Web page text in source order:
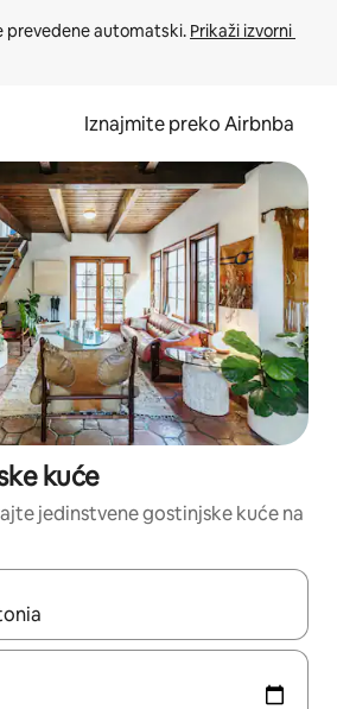
prevedene automatski. Prikaži izvorni
Iznajmite preko Airbnba
kuće
jedinstvene gostinjske kuće na
rezultati, moći ćete ih pregledati